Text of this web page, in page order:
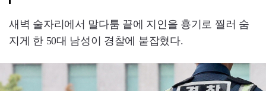
새벽 술자리에서 말다툼 끝에 지인을 흉기로 찔러 숨
지게 한 50대 남성이 경찰에 붙잡혔다.